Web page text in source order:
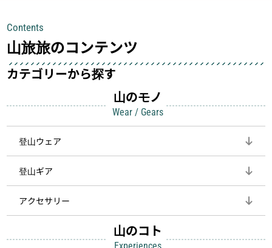
して安全にしてくれます
Contents
山旅旅のコンテンツ
カテゴリーから探す
山のモノ
Wear / Gears
登山ウェア
登山ギア
アクセサリー
山のコト